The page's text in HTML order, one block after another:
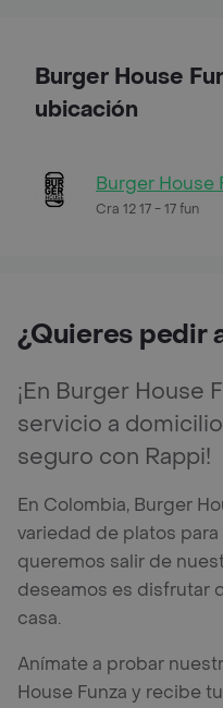
Burger House
ubicación
Burger House
Cra 12 17 - 17 fun
¿Quieres pedir
¡En Burger House
servicio a
seguro con Rappi!
En Colombia, Burger
variedad de platos
queremos salir de
deseamos es disfrutar
casa.
Anímate a probar
House Funza y recibe